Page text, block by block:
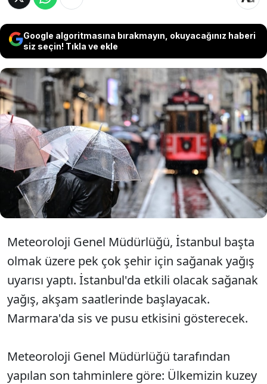
Google algoritmasına bırakmayın, okuyacağınız haberi
siz seçin! Tıkla ve ekle
Hava durumu raporlarına göre, ülke genelinde
sıcaklıkların sabit kalması bekleniyor. Ancak,
özellikle İstanbul gibi büyük şehirlerde akşam
saatlerinden itibaren sağanak yağışlar etkili
olacak. Sağanak yağış akşam saatlerinde
başlayacak.
Meteoroloji Genel Müdürlüğü, İstanbul başta
olmak üzere pek çok şehir için sağanak yağış
uyarısı yaptı. İstanbul'da etkili olacak sağanak
yağış, akşam saatlerinde başlayacak.
Marmara'da sis ve pusu etkisini gösterecek.
Meteoroloji Genel Müdürlüğü tarafından
yapılan son tahminlere göre: Ülkemizin kuzey